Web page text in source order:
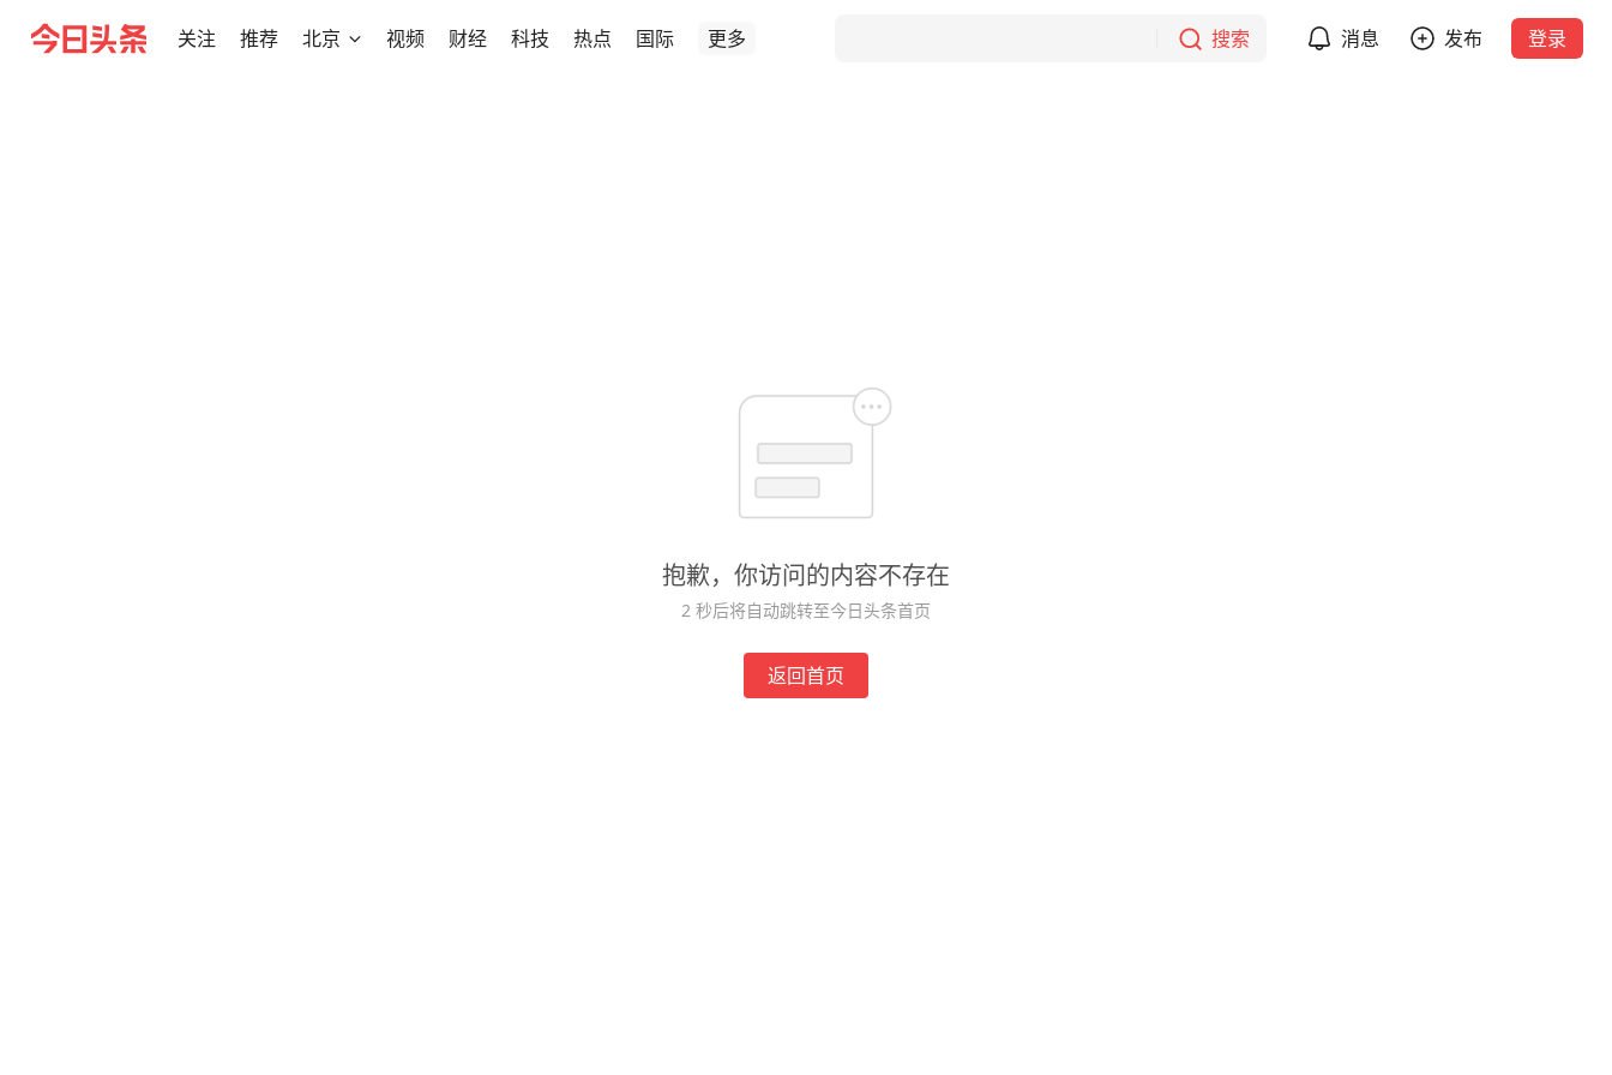
关注 推荐 北京 视频 财经 科技 热点 国际 更多 搜索 消息 发布 登录
抱歉，你访问的内容不存在
2 秒后将自动跳转至今日头条首页
返回首页